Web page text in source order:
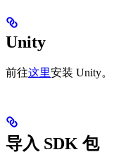
Unity
前往这里安装 Unity。
导入 SDK 包